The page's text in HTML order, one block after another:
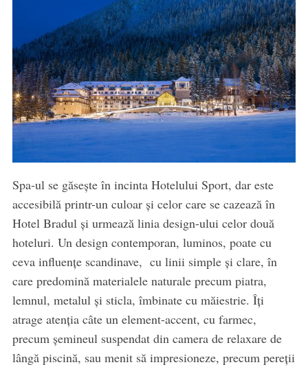
Spa-ul se găsește în incinta Hotelului Sport, dar este
accesibilă printr-un culoar și celor care se cazează în
Hotel Bradul și urmează linia design-ului celor două
hoteluri. Un design contemporan, luminos, poate cu
ceva influențe scandinave, cu linii simple și clare, în
care predomină materialele naturale precum piatra,
lemnul, metalul și sticla, îmbinate cu măiestrie. Îți
atrage atenția câte un element-accent, cu farmec,
precum șemineul suspendat din camera de relaxare de
lângă piscină, sau menit să impresioneze, precum pereții